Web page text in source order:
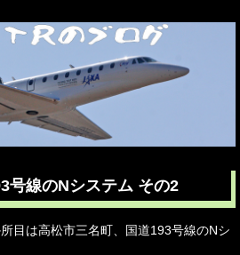
号線のNシステム その2
目は高松市三名町、国道193号線のNシ